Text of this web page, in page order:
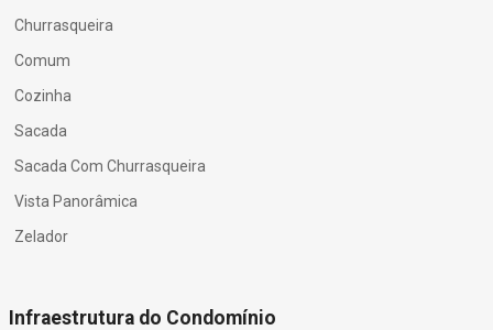
Churrasqueira
Comum
Cozinha
Sacada
Sacada Com Churrasqueira
Vista Panorâmica
Zelador
Infraestrutura do Condomínio